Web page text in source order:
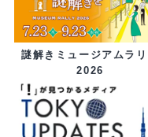
謎解きミュージアムラリ
2026